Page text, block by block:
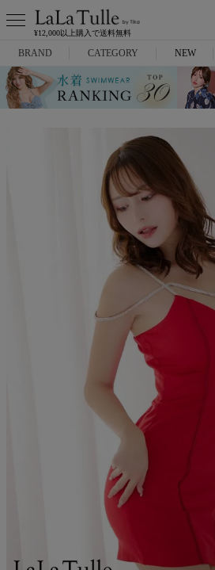
¥12,000以上購入で送料無料
BRAND
Anella
CATEGORY
ミニドレス
NEW